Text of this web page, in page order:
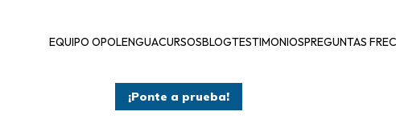
EQUIPO OPOLENGUACURSOSBLOGTESTIMONIOSPREGUNTAS
¡Ponte a prueba!